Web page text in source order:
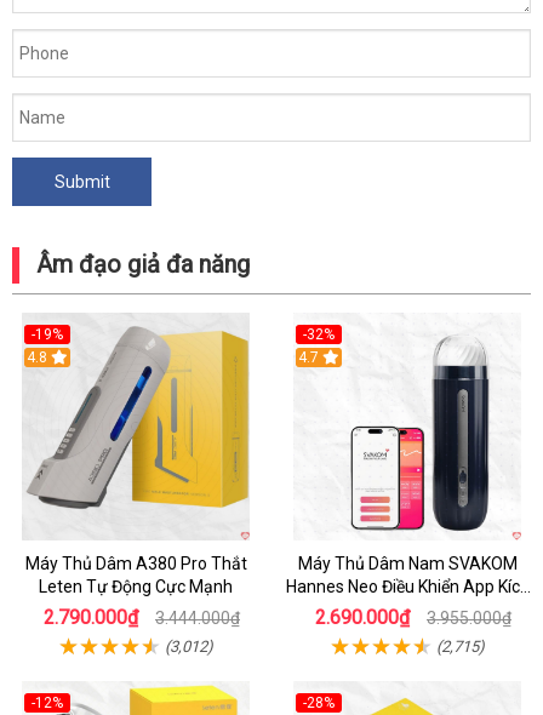
Âm đạo giả đa năng
-19%
Hot
4.8
Máy Thủ Dâm A380 Pro Thắt
Leten Tự Động Cực Mạnh
2.790.000₫ 3.444.000₫
(3,012)
-32%
Hot
4.7
Máy Thủ Dâm Nam SVAKOM
Hannes Neo Điều Khiển App Kích
Thích
2.690.000₫ 3.955.000₫
(2,715)
-12%
-28%